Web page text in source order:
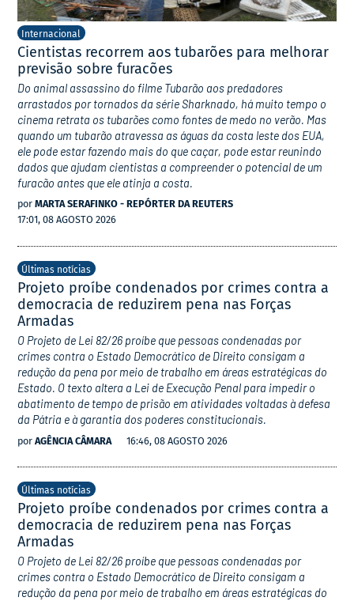
Internacional
Cientistas recorrem aos tubarões para melhorar
previsão sobre furacões
Do animal assassino do filme Tubarão aos predadores
arrastados por tornados da série Sharknado, há muito tempo o
cinema retrata os tubarões como fontes de medo no verão. Mas
quando um tubarão atravessa as águas da costa leste dos EUA,
ele pode estar fazendo mais do que caçar, pode estar reunindo
dados que ajudam cientistas a compreender o potencial de um
furacão antes que ele atinja a costa.
por MARTA SERAFINKO - REPÓRTER DA REUTERS
17:01, 08 AGOSTO 2026
Últimas notícias
Projeto proíbe condenados por crimes contra a
democracia de reduzirem pena nas Forças
Armadas
O Projeto de Lei 82/26 proíbe que pessoas condenadas por
crimes contra o Estado Democrático de Direito consigam a
redução da pena por meio de trabalho em áreas estratégicas do
Estado. O texto altera a Lei de Execução Penal para impedir o
abatimento de tempo de prisão em atividades voltadas à defesa
da Pátria e à garantia dos poderes constitucionais.
por AGÊNCIA CÂMARA 16:46, 08 AGOSTO 2026
Últimas notícias
Projeto proíbe condenados por crimes contra a
democracia de reduzirem pena nas Forças
Armadas
O Projeto de Lei 82/26 proíbe que pessoas condenadas por
crimes contra o Estado Democrático de Direito consigam a
redução da pena por meio de trabalho em áreas estratégicas do